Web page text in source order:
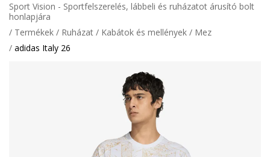
Sport Vision - Sportfelszerelés, lábbeli és ruházatot árusító bolt
honlapjára
Termékek
Ruházat Kabátok és mellények
Mez
adidas Italy 26